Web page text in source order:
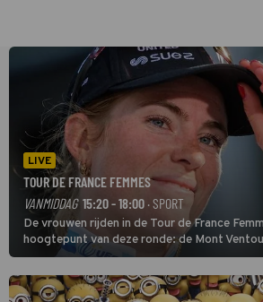
LIVE
TOUR DE FRANCE FEMMES
VANMIDDAG 15:20 - 18:00 · SPORT
De vrouwen rijden in de Tour de France
hoogtepunt van deze ronde: de Mont
finishten de vrouwen voor deze koers op
buitencategorie. De aanloop naar de